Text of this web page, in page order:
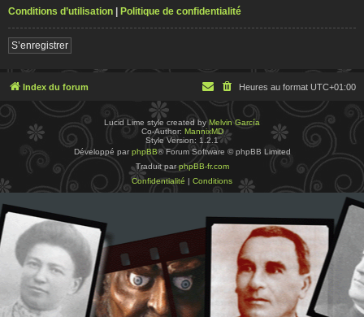
Conditions d’utilisation | Politique de confidentialité
S’enregistrer
Index du forum Heures au format UTC+01:00
Lucid Lime style created byMelvin García
Co-Author: MannixMD
Style Version: 1.2.1
Développé par phpBB® Forum Software © phpBB Limited
Traduit parphpBB-fr.com
Confidentialité | Conditions